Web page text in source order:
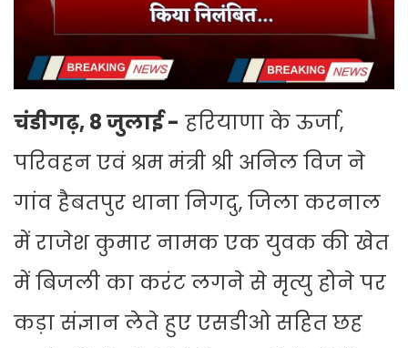
चंडीगढ़, 8 जुलाई - हरियाणा के ऊर्जा,
परिवहन एवं श्रम मंत्री श्री अनिल विज ने
गांव हैबतपुर थाना निगदु, जिला करनाल
में राजेश कुमार नामक एक युवक की खेत
में बिजली का करंट लगने से मृत्यु होने पर
कड़ा संज्ञान लेते हुए एसडीओ सहित छह